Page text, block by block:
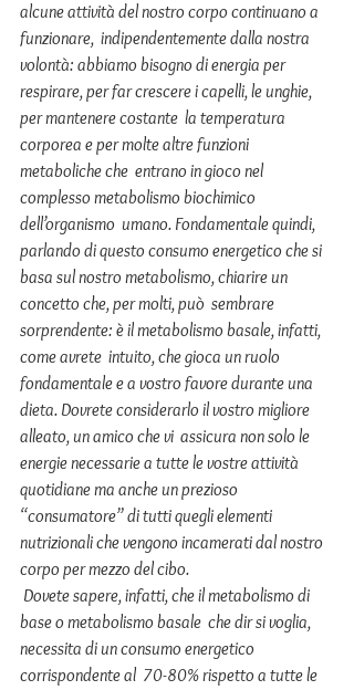
alcune attività del nostro corpo continuano a
funzionare,  indipendentemente dalla nostra
volontà: abbiamo bisogno di energia per
respirare, per far crescere i capelli, le unghie,
per mantenere costante  la temperatura
corporea e per molte altre funzioni
metaboliche che  entrano in gioco nel
complesso metabolismo biochimico
dell’organismo  umano. Fondamentale quindi,
parlando di questo consumo energetico che si
basa sul nostro metabolismo, chiarire un
concetto che, per molti, può  sembrare
sorprendente: è il metabolismo basale, infatti,
come avrete  intuito, che gioca un ruolo
fondamentale e a vostro favore durante una
dieta. Dovrete considerarlo il vostro migliore
alleato, un amico che vi  assicura non solo le
energie necessarie a tutte le vostre attività
quotidiane ma anche un prezioso
“consumatore” di tutti quegli elementi
nutrizionali che vengono incamerati dal nostro
corpo per mezzo del cibo.
base o metabolismo basale  che dir si voglia,
necessita di un consumo energetico
corrispondente al  70-80% rispetto a tutte le